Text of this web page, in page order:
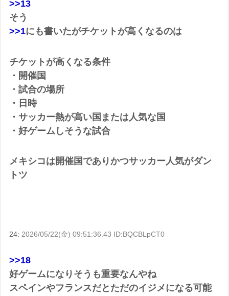
>>13
そう
>>1にも書いたがチケットが高くなるのは
チケットが高くなる条件
・開催国
・試合の場所
・日時
・サッカー熱が高い国または人気な国
・好ゲームしそうな試合
メキシコは開催国でありかつサッカー人気がダン
トツ
24:2026/05/22(金) 09:51:36.43 ID:BQCBLpCT0
>>18
好ゲームになりそうも重要なんやね
スペインやフランスだとただのイジメになる可能